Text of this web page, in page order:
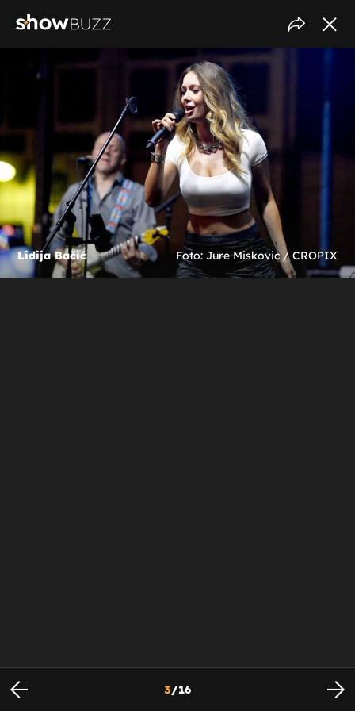
Lidija Bačić Foto: Jure Miskovic / CROPIX
3/16